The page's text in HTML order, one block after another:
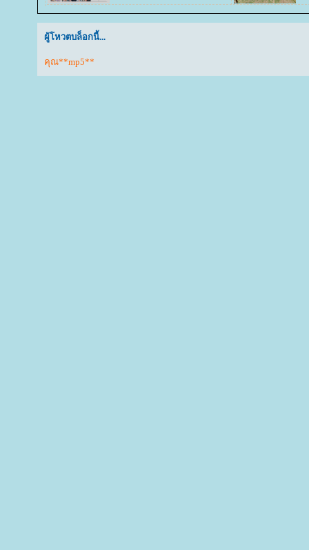
ผู้โหวตบล็อกนี้...
คุณ**mp5**